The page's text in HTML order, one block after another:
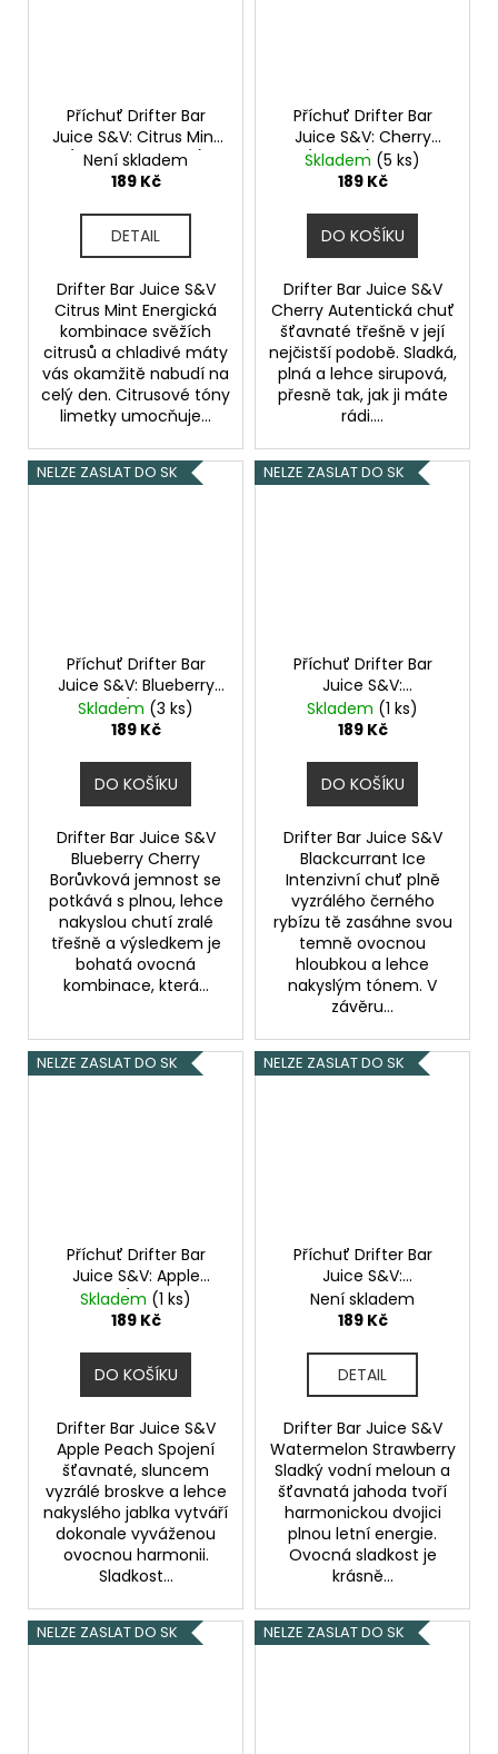
Příchuť Drifter Bar
Juice S&V: Citrus Mint
(Limetka a máta)
6,0ml
Není skladem
189 Kč
DETAIL
Drifter Bar Juice S&V
Citrus Mint Energická
kombinace svěžích
citrusů a chladivé máty
vás okamžitě nabudí na
celý den. Citrusové tóny
limetky umocňuje...
Příchuť Drifter Bar
Juice S&V: Cherry
(Třešeň) 6,0ml
Skladem (5 ks)
189 Kč
DO KOŠÍKU
Drifter Bar Juice S&V
Cherry Autentická chuť
šťavnaté třešně v její
nejčistší podobě. Sladká,
plná a lehce sirupová,
přesně tak, jak ji máte
rádi....
NELZE ZASLAT DO SK
Příchuť Drifter Bar
Juice S&V: Blueberry
Cherry (Borůvka a
třešeň) 6,0ml
Skladem (3 ks)
189 Kč
DO KOŠÍKU
Drifter Bar Juice S&V
Blueberry Cherry
Borůvková jemnost se
potkává s plnou, lehce
nakyslou chutí zralé
třešně a výsledkem je
bohatá ovocná
kombinace, která...
NELZE ZASLAT DO SK
Příchuť Drifter Bar
Juice S&V:
Blackcurrant Ice
(Ledový černý rybíz)
Skladem (1 ks)
189 Kč
DO KOŠÍKU
Drifter Bar Juice S&V
Blackcurrant Ice
Intenzivní chuť plně
vyzrálého černého
rybízu tě zasáhne svou
temně ovocnou
hloubkou a lehce
nakyslým tónem. V
závěru...
NELZE ZASLAT DO SK
Příchuť Drifter Bar
Juice S&V: Apple
Peach (Broskev a
jablko) 6,0ml
Skladem (1 ks)
189 Kč
DO KOŠÍKU
Drifter Bar Juice S&V
Apple Peach Spojení
šťavnaté, sluncem
vyzrálé broskve a lehce
nakyslého jablka vytváří
dokonale vyváženou
ovocnou harmonii.
Sladkost...
NELZE ZASLAT DO SK
Příchuť Drifter Bar
Juice S&V:
Watermelon
Strawberry (Meloun a
Není skladem
189 Kč
DETAIL
Drifter Bar Juice S&V
Watermelon Strawberry
Sladký vodní meloun a
šťavnatá jahoda tvoří
harmonickou dvojici
plnou letní energie.
Ovocná sladkost je
krásně...
NELZE ZASLAT DO SK NELZE ZASLAT DO SK